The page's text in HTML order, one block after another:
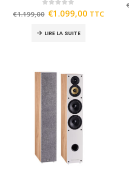
out of 5
€1.199,00 €1.099,00 TTC
LIRE LA SUITE